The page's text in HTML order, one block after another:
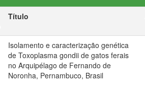
Título
Isolamento e caracterização genética
de Toxoplasma gondii de gatos ferais
no Arquipélago de Fernando de
Noronha, Pernambuco, Brasil